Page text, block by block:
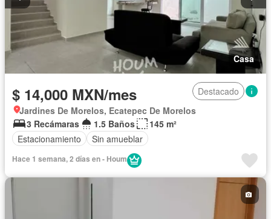
Casa
$ 14,000 MXN/mes
Destacado
Jardines De Morelos, Ecatepec De Morelos
3 Recámaras
1.5 Baños
145 m²
Estacionamiento
Sin amueblar
Hace 1 semana, 2 días en - Houm